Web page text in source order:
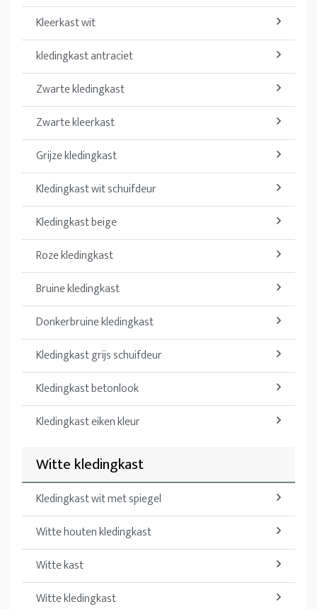
Kleerkast wit
kledingkast antraciet
Zwarte kledingkast
Zwarte kleerkast
Grijze kledingkast
Kledingkast wit schuifdeur
Kledingkast beige
Roze kledingkast
Bruine kledingkast
Donkerbruine kledingkast
Kledingkast grijs schuifdeur
Kledingkast betonlook
Kledingkast eiken kleur
Witte kledingkast
Kledingkast wit met spiegel
Witte houten kledingkast
Witte kast
Witte kledingkast